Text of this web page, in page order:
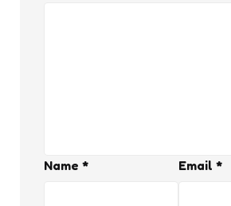
Name * Email *